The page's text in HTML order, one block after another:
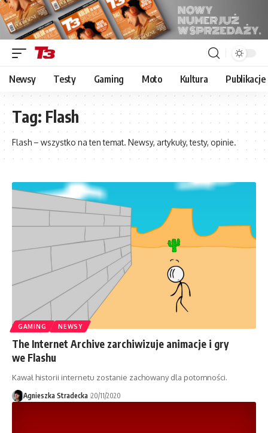
Newsy Testy Gaming Moto Kultura Publikacje
Tag: Flash
Flash – wszystko na ten temat. Newsy, artykuły, testy, opinie.
GAMING NEWSY
The Internet Archive zarchiwizuje animacje i gry
we Flashu
Kawał historii internetu zostanie zachowany dla potomności.
Agnieszka Stradecka 20/11/2020